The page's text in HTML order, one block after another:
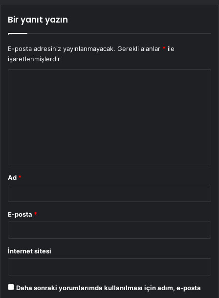
Bir yanıt yazın
E-posta adresiniz yayınlanmayacak. Gerekli alanlar * ile
işaretlenmişlerdir
Ad *
E-posta *
İnternet sitesi
Daha sonraki yorumlarımda kullanılması için adım, e-posta